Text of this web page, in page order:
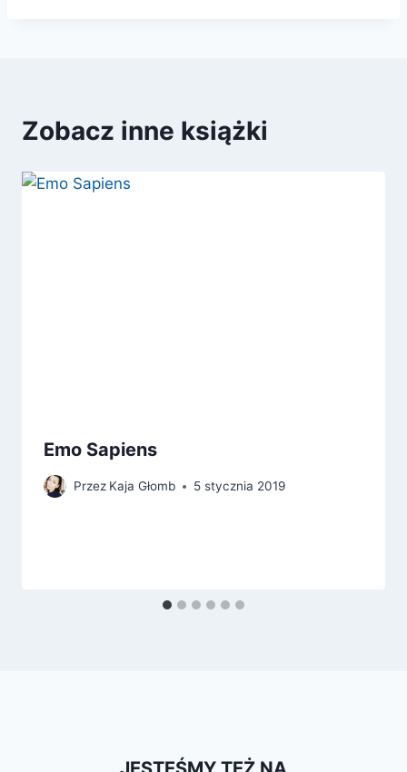
Zobacz inne książki
Emo Sapiens
Przez Kaja Głomb 5 stycznia 2019